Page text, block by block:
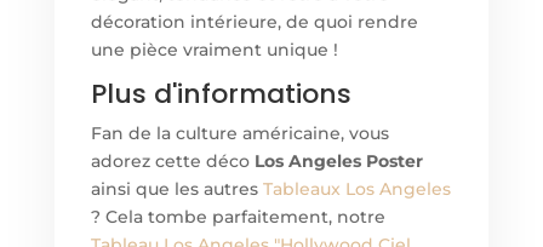
décoration intérieure, de quoi rendre
une pièce vraiment unique !
Plus d'informations
Fan de la culture américaine, vous
adorez cette déco Los Angeles Poster
ainsi que les autres Tableaux Los Angeles
? Cela tombe parfaitement, notre